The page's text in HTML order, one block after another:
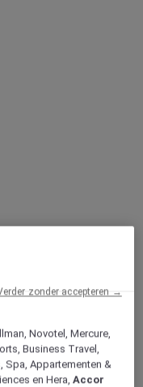
Novotel, Mercure,
Business Travel,
Spa, Appartementen &
en Hera,Accor
zonder accepteren →